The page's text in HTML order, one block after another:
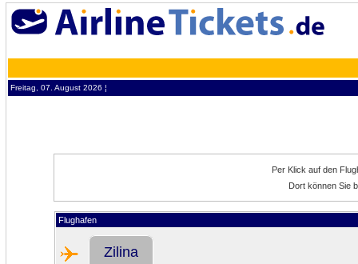
Freitag, 07. August 2026 ¦
Per Klick auf den
Dort können Sie
Flughafen
Zilina